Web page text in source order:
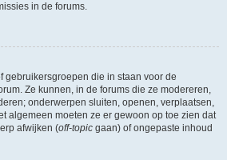
in de forums.
gebruikersgroepen die in staan voor de
Ze kunnen, in de forums die ze modereren,
onderwerpen sluiten, openen, verplaatsen,
algemeen moeten ze er gewoon op toe zien dat
afwijken (off-topic gaan) of ongepaste inhoud